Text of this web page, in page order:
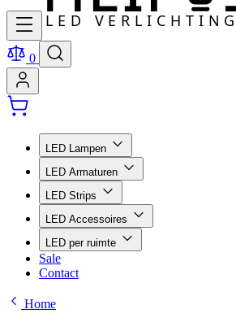
0
LED Lampen
LED Armaturen
LED Strips
LED Accessoires
LED per ruimte
Sale
Contact
Home